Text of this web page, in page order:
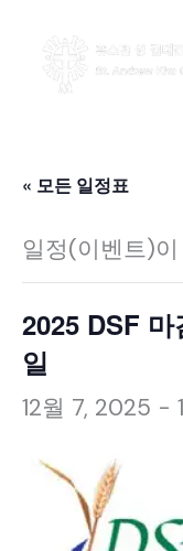
« 모든 일정표
일정(이벤트)
2025 DSF
일
12월 7, 2025 -